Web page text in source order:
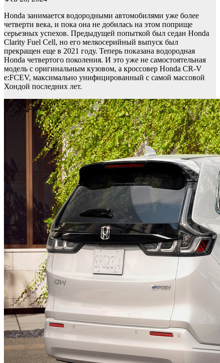
Honda занимается водородными автомобилями уже более
четверти века, и пока она не добилась на этом поприще
серьезных успехов. Предыдущей попыткой был седан Honda
Clarity Fuel Cell, но его мелкосерийный выпуск был
прекращен еще в 2021 году. Теперь показана водородная
Honda четвертого поколения. И это уже не самостоятельная
модель с оригинальным кузовом, а кроссовер Honda CR-V
e:FCEV, максимально унифицированный с самой массовой
Хондой последних лет.